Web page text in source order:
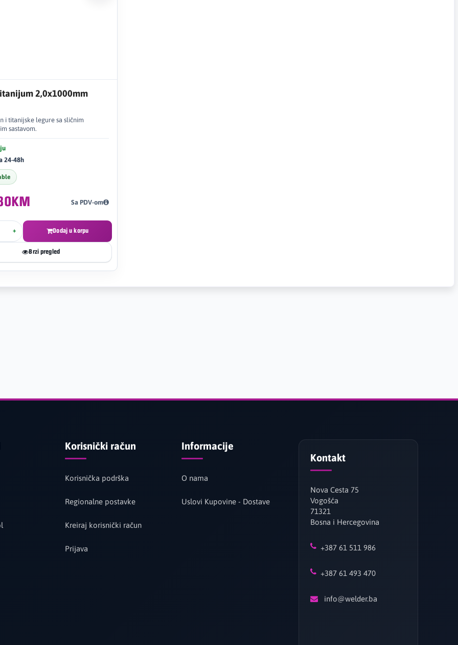
2,0x1000mm
i titanijske legure sa sličnim
sastavom.
24-48h
Sa PDV-om
+ Dodaj u korpu
Brzi pregled
Korisnički račun
Korisnička podrška
Regionalne postavke
Kreiraj korisnički račun
Prijava
Informacije
O nama
Uslovi Kupovine - Dostave
Kontakt
Nova Cesta 75
Vogošća
71321
Bosna i Hercegovina
+387 61 511 986
+387 61 493 470
info@welder.ba